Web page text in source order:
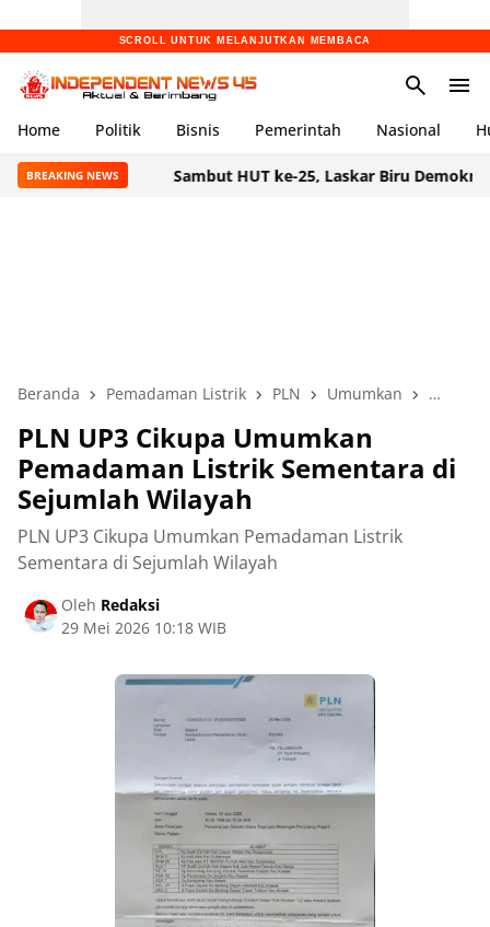
SCROLL UNTUK MELANJUTKAN MEMBACA
Home Politik Bisnis Pemerintah Nasional
BREAKING NEWSSambut HUT ke-25, Laskar Biru Demokrat Banten
Beranda Pemadaman Listrik PLN Umumkan UP3
PLN UP3 Cikupa Umumkan
Pemadaman Listrik Sementara di
Sejumlah Wilayah
PLN UP3 Cikupa Umumkan Pemadaman Listrik
Sementara di Sejumlah Wilayah
Oleh Redaksi
29 Mei 2026 10:18 WIB